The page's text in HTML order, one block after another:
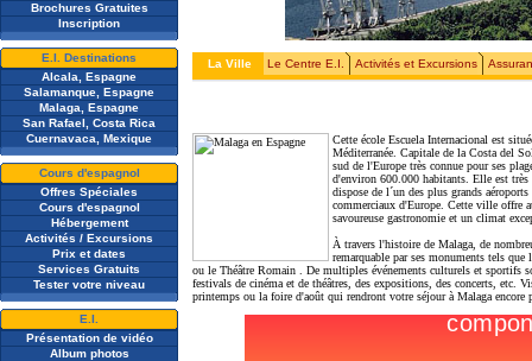
Brochures Gratuites
Inscription
E.I. Destinations
Alcala, Espagne
Salamanque, Espagne
Malaga, Espagne
San Rafael, Costa Rica
Cuernavaca, Mexique
Cours d'espagnol
Offres Spéciales
Cours d'espagnol
Hébergement
Activités / Excursions
Prix et dates
Services Gratuits
Tester votre niveau
E.I.
Présentation de vidéo
Album photos
La Ville Le Centre E.I. Activités et Excursions
Cette école Escuela Internacional est
Méditerranée. Capitale de la Costa del
sud de l'Europe très connue pour ses
d'environ 600.000 habitants. Elle est très
dispose de l´un des plus grands
commerciaux d'Europe. Cette ville offre
savoureuse gastronomie et un climat
À travers l'histoire de Malaga, de
remarquable par ses monuments tels que
ou le Théâtre Romain . De multiples événements culturels et sportifs
festivals de cinéma et de théâtres, des expositions, des concerts, etc.
printemps ou la foire d'août qui rendront votre séjour à Malaga encore